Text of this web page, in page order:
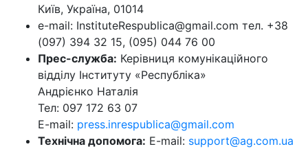
Київ, Україна, 01014
e-mail: InstituteRespublica@gmail.com тел. +38
(097) 394 32 15, (095) 044 76 00
Прес-служба: Керівниця комунікаційного
відділу Інституту «Республіка»
Андрієнко Наталія
Тел: 097 172 63 07
E-mail: press.inrespublica@gmail.com
Технічна допомога: E-mail: support@ag.com.ua